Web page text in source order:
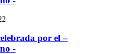
por el –
-